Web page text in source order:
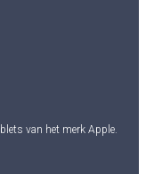
van het merk Apple.